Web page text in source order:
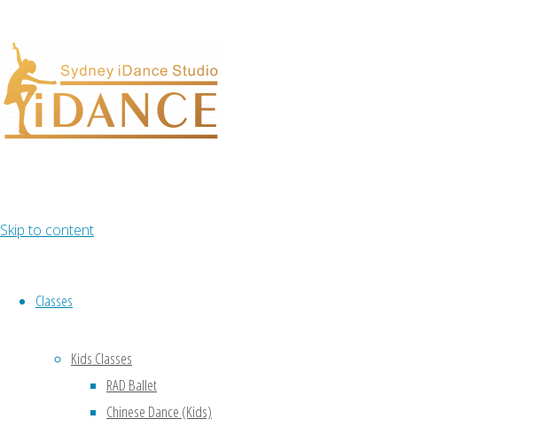
Skip to content
Classes
Kids Classes
RAD Ballet
Chinese Dance (Kids)